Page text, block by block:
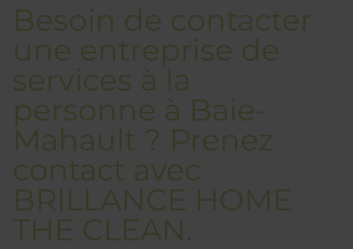
Besoin de contacter
une entreprise de
services à la
personne à Baie-
Mahault ? Prenez
contact avec
BRILLANCE HOME
THE CLEAN.